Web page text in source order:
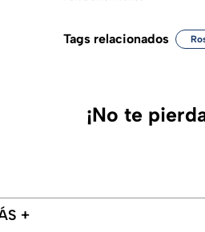
Tags relacionados
¡No te
+